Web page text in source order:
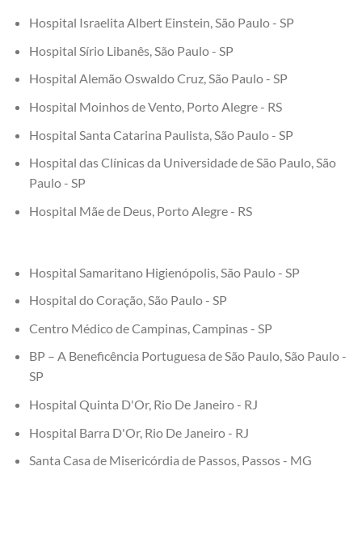
Hospital Israelita Albert Einstein, São Paulo - SP
Hospital Sírio Libanês, São Paulo - SP
Hospital Alemão Oswaldo Cruz, São Paulo - SP
Hospital Moinhos de Vento, Porto Alegre - RS
Hospital Santa Catarina Paulista, São Paulo - SP
Hospital das Clínicas da Universidade de São Paulo, São
Paulo - SP
Hospital Mãe de Deus, Porto Alegre - RS
Hospital Samaritano Higienópolis, São Paulo - SP
Hospital do Coração, São Paulo - SP
Centro Médico de Campinas, Campinas - SP
BP – A Beneficência Portuguesa de São Paulo, São Paulo -
SP
Hospital Quinta D'Or, Rio De Janeiro - RJ
Hospital Barra D'Or, Rio De Janeiro - RJ
Santa Casa de Misericórdia de Passos, Passos - MG